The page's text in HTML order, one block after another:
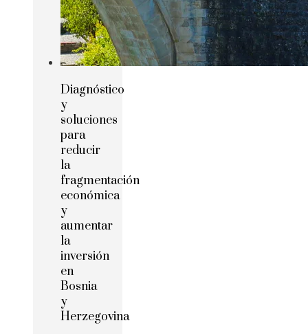
Diagnóstico
y
soluciones
para
reducir
la
fragmentación
económica
y
aumentar
la
inversión
en
Bosnia
y
Herzegovina